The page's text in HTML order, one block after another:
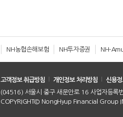
NH농협손해보험 NH투자증권 NH-
고객정보 취급방침 개인정보 처리방침
신용
(04516) 서울시 중구 새문안로 16 사업자등
COPYRIGHT© NongHyup Financial Group